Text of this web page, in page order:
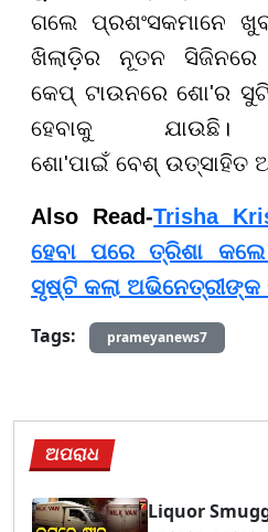
ଗଲେ ପ୍ରଶଂସକମାନେ
ଖିଲାଡ଼ିର ନୂତନ ସିଜିନରେ
କେପ୍ ଟାଉନରେ ଶୋ'ର
ହେବାକୁ
ଶୋ'ପାଇଁ ବେଶ୍ ଉତ୍ସାହିତ
Also Read-Trisha
ହେବା ପରେ ତ୍ରିଶା
ସୃଷ୍ଟି କଲା
Tags:
prameyanews7
ଅପରାଧ
Liquor